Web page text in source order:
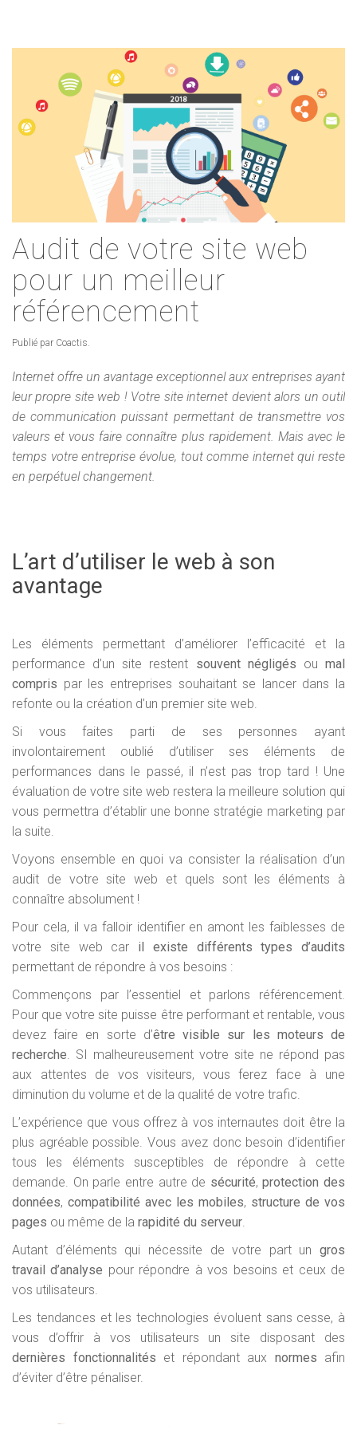
Audit de votre site web
pour un meilleur
référencement
Publié par Coactis.
Internet offre un avantage exceptionnel aux entreprises ayant
leur propre site web ! Votre site internet devient alors un outil
de communication puissant permettant de transmettre vos
valeurs et vous faire connaître plus rapidement. Mais avec le
temps votre entreprise évolue, tout comme internet qui reste
en perpétuel changement.
L’art d’utiliser le web à son
avantage
Les éléments permettant d’améliorer l’efficacité et la
performance d’un site restent souvent négligés ou mal
compris par les entreprises souhaitant se lancer dans la
refonte ou la création d’un premier site web.
Si vous faites parti de ses personnes ayant
involontairement oublié d’utiliser ses éléments de
performances dans le passé, il n’est pas trop tard ! Une
évaluation de votre site web restera la meilleure solution qui
vous permettra d’établir une bonne stratégie marketing par
la suite.
Voyons ensemble en quoi va consister la réalisation d’un
audit de votre site web et quels sont les éléments à
connaître absolument !
Pour cela, il va falloir identifier en amont les faiblesses de
votre site web car il existe différents types d’audits
permettant de répondre à vos besoins :
Commençons par l’essentiel et parlons référencement.
Pour que votre site puisse être performant et rentable, vous
devez faire en sorte d’être visible sur les moteurs de
recherche . SI malheureusement votre site ne répond pas
aux attentes de vos visiteurs, vous ferez face à une
diminution du volume et de la qualité de votre trafic.
L’expérience que vous offrez à vos internautes doit être la
plus agréable possible. Vous avez donc besoin d’identifier
tous les éléments susceptibles de répondre à cette
demande. On parle entre autre de sécurité,protection des
données, compatibilité avec les mobiles, structure de vos
pages ou même de la rapidité du serveur
Autant d’éléments qui nécessite de votre part un gros
travail d’analyse pour répondre à vos besoins et ceux de
vos utilisateurs.
Les tendances et les technologies évoluent sans cesse, à
vous d’offrir à vos utilisateurs un site disposant des
dernières fonctionnalités et répondant aux normes afin
d’éviter d’être pénaliser.